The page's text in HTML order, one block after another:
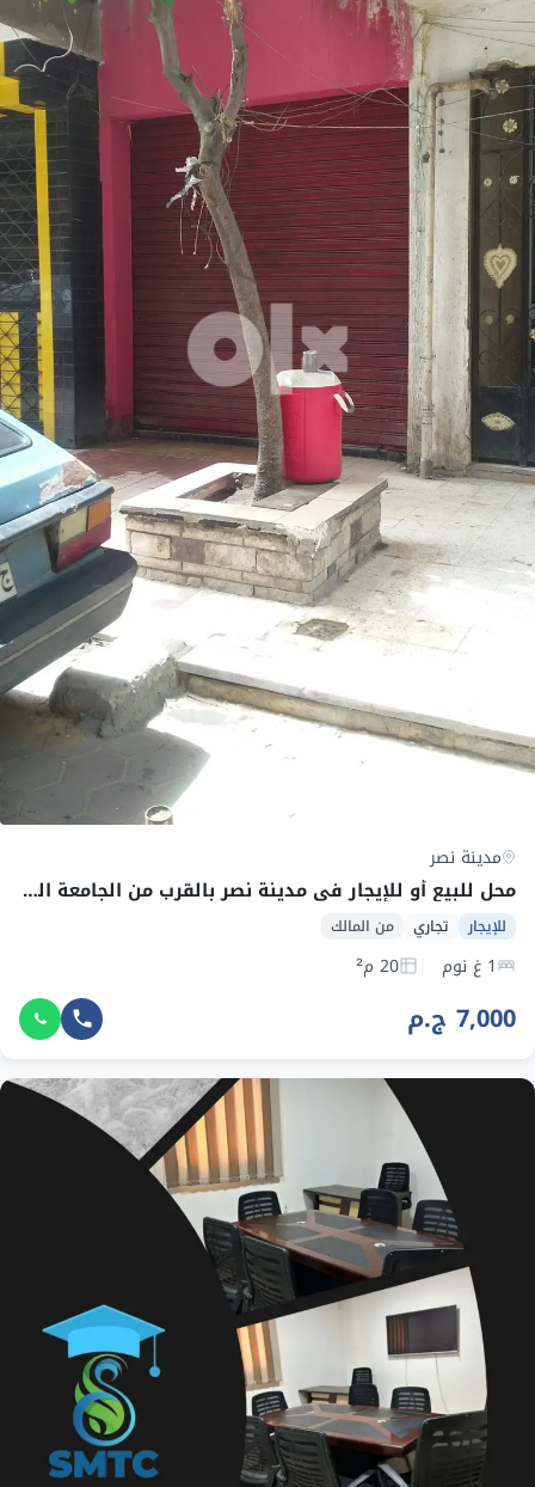
مدينة نصر
محل للبيع أو للإيجار في مدينة نصر بالقرب من الجامعة العمالية
للإيجار تجاري من المالك
1 غ نوم 20 م²
7,000 ج.م